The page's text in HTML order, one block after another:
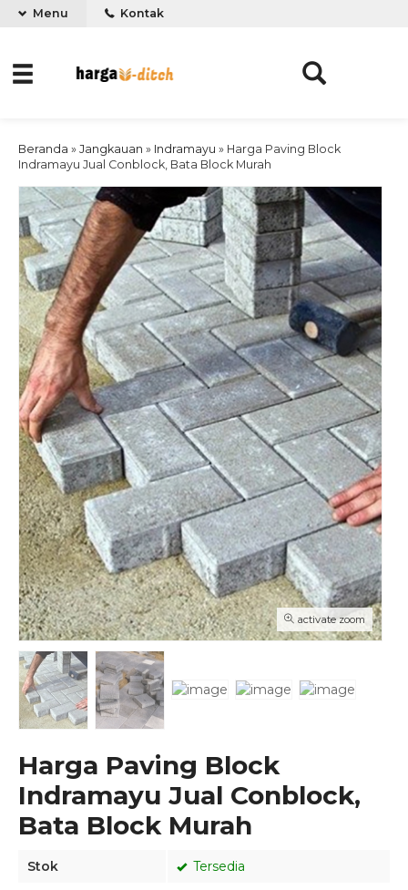
Menu Kontak
Beranda » Jangkauan » Indramayu » Harga Paving Block
Indramayu Jual Conblock, Bata Block Murah
activate zoom
Harga Paving Block
Indramayu Jual Conblock,
Bata Block Murah
Stok
Tersedia